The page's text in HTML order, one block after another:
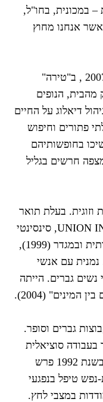
– במכונית, בחו"ל,
אנחנו מחוץ
תחילתו-הולדתו של הספר באוקטובר 2007 , ב"טירה"
מהבית, הנופים
דיאלוג על החיים
פתורים וחיפוש
בחופשותיהם
– מצפה חרשים בגליל
וזוגית. בעלת תואר
דוקטור לפילוסופיה מטעם UNION INSTITUTE, סינסינטי
ארה"ב, עם התמחות בפסיכולוגיה חברתית ובמגדר (1999),
ומקימת מכון "דיאלוג" (1990). נמנית עם אנשי
נשים גברים. הייתה
(2004).
גברים וסופר.
בעבודה סוציאלית
מטעם אוניברסיטת תל-אביב (1998). בשנת 1992 פרש
נפש טיפל בנפגעי
במצבי לחץ.